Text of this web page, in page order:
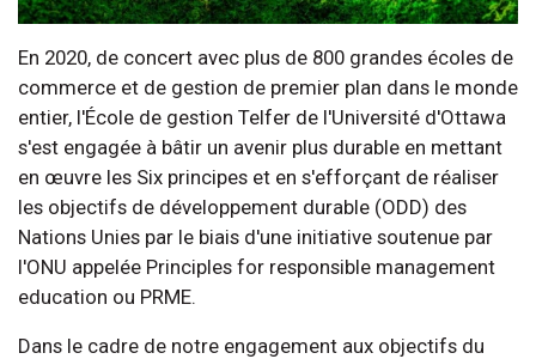
En 2020, de concert avec plus de 800 grandes écoles de
commerce et de gestion de premier plan dans le monde
entier, l'École de gestion Telfer de l'Université d'Ottawa
s'est engagée à bâtir un avenir plus durable en mettant
en œuvre les Six principes et en s'efforçant de réaliser
les objectifs de développement durable (ODD) des
Nations Unies par le biais d'une initiative soutenue par
l'ONU appelée Principles for responsible management
education ou PRME.
Dans le cadre de notre engagement aux objectifs du